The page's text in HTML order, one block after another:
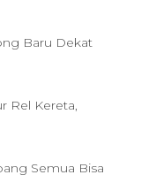
Baru Dekat
Rel Kereta,
Semua Bisa